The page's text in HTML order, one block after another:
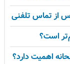
از تماس تلفنی
است؟
اهمیت دارد؟